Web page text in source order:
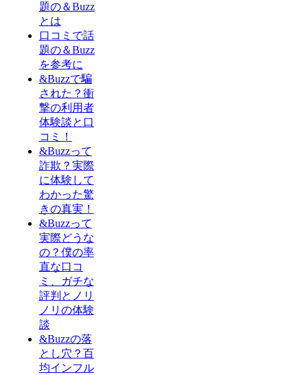
題の＆Buzz
とは
口コミで話
題の＆Buzz
を参考に
&Buzzで騙
された？衝
撃の利用者
体験談と口
コミ！
&Buzzって
詐欺？実際
に体験して
わかった驚
きの真実！
&Buzzって
実際どうな
の？僕の率
直な口コ
ミ、ガチな
評判とノリ
ノリの体験
談
&Buzzの落
とし穴？百
均インフル